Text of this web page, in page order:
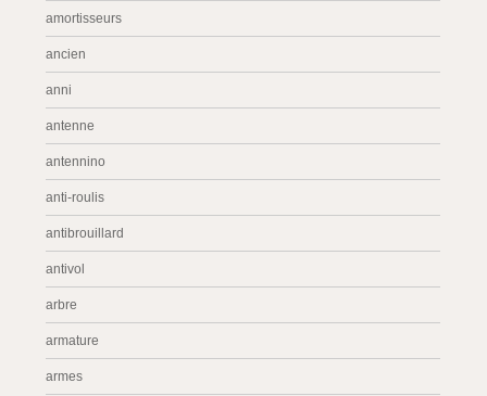
amortisseurs
ancien
anni
antenne
antennino
anti-roulis
antibrouillard
antivol
arbre
armature
armes